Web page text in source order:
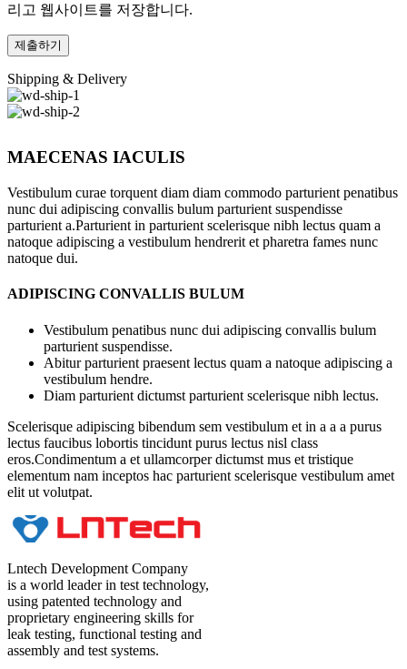
리고 웹사이트를 저장합니다.
Shipping & Delivery
MAECENAS IACULIS
Vestibulum curae torquent diam diam commodo parturient penatibus
nunc dui adipiscing convallis bulum parturient suspendisse
parturient a.Parturient in parturient scelerisque nibh lectus quam a
natoque adipiscing a vestibulum hendrerit et pharetra fames nunc
natoque dui.
ADIPISCING CONVALLIS BULUM
Vestibulum penatibus nunc dui adipiscing convallis bulum
parturient suspendisse.
Abitur parturient praesent lectus quam a natoque adipiscing a
vestibulum hendre.
Diam parturient dictumst parturient scelerisque nibh lectus.
Scelerisque adipiscing bibendum sem vestibulum et in a a a purus
lectus faucibus lobortis tincidunt purus lectus nisl class
eros.Condimentum a et ullamcorper dictumst mus et tristique
elementum nam inceptos hac parturient scelerisque vestibulum amet
elit ut volutpat.
Lntech Development Company
is a world leader in test technology,
using patented technology and
proprietary engineering skills for
leak testing, functional testing and
assembly and test systems.